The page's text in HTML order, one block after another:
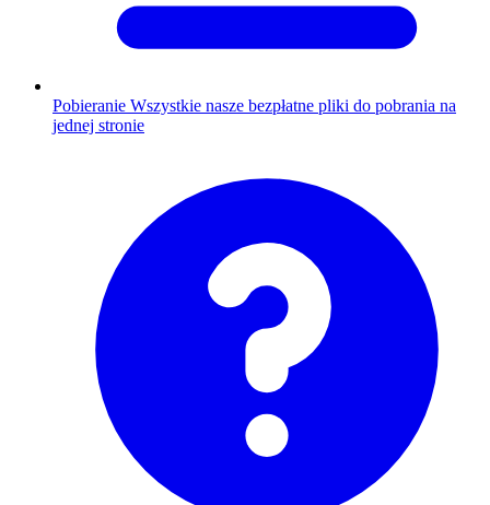
Pobieranie Wszystkie nasze bezpłatne pliki do pobrania na
jednej stronie